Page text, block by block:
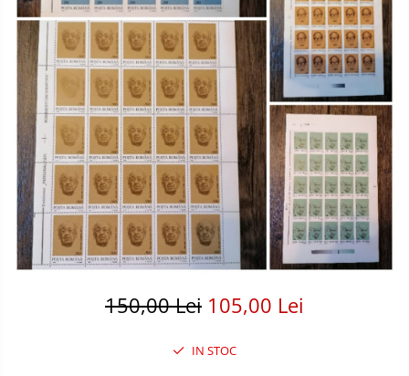
Monede America
Monede Asia
Monede Australia si Oceania
Monede Euro, Eurocenti
Monede Europa
Bancnote Asia
Bancnote Australia si Oceania
Bancnote Europa
Gradate PMG
150,00 Lei 105,00 Lei
IN STOC